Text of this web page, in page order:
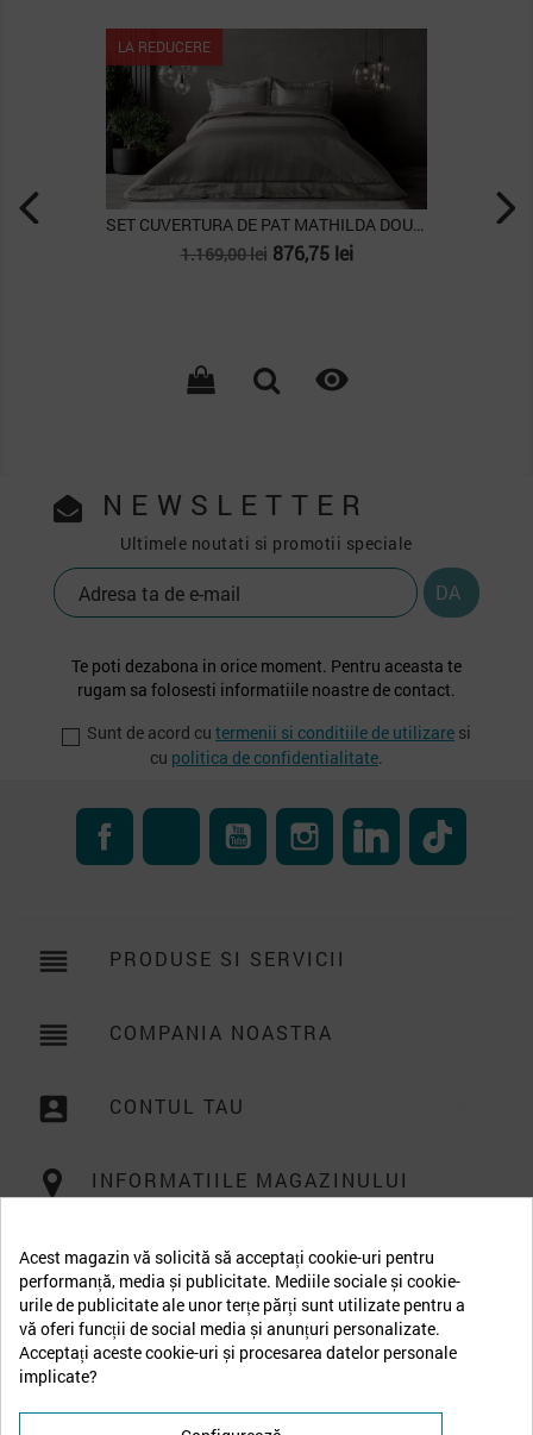
LA REDUCERE
SET CUVERTURA DE PAT MATHILDA DOUBLE, AURIU
Pret
1.169,00 lei Pret
876,75 lei

NEWSLETTER
Ultimele noutati si promotii speciale
Te poti dezabona in orice moment. Pentru aceasta te
rugam sa folosesti informatiile noastre de contact.
Sunt de acord cu termenii si conditiile de utilizare si
cu politica de confidentialitate.
FacebookRSS YouTube InstagramLinkedIn
reorder PRODUSE SI SERVICII
reorder COMPANIA NOASTRA
account_box CONTUL TAU
INFORMATIILE MAGAZINULUI
Acest magazin vă solicită să acceptați cookie-uri pentru
performanță, media și publicitate. Mediile sociale și cookie-
urile de publicitate ale unor terțe părți sunt utilizate pentru a
vă oferi funcții de social media și anunțuri personalizate.
Acceptați aceste cookie-uri și procesarea datelor personale
implicate?